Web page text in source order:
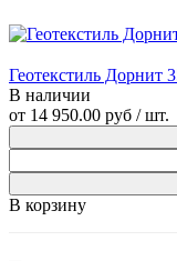
Геотекстиль Дорнит
В наличии
от 14 950.00 руб / шт.
В корзину